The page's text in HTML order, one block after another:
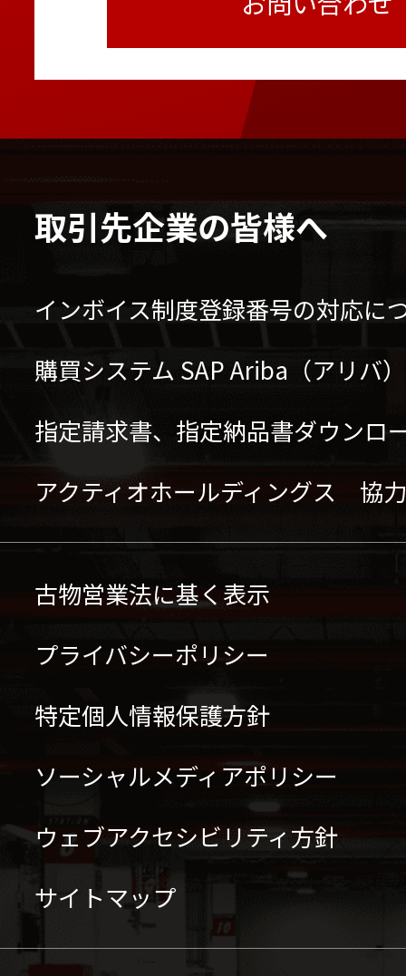
取引先企業の皆様へ
インボイス制度登録番号の対応に
購買システム SAP Ariba（アリバ
指定請求書、指定納品書ダウンロ
アクティオホールディングス 協
古物営業法に基く表示
プライバシーポリシー
特定個人情報保護方針
ソーシャルメディアポリシー
ウェブアクセシビリティ方針
サイトマップ